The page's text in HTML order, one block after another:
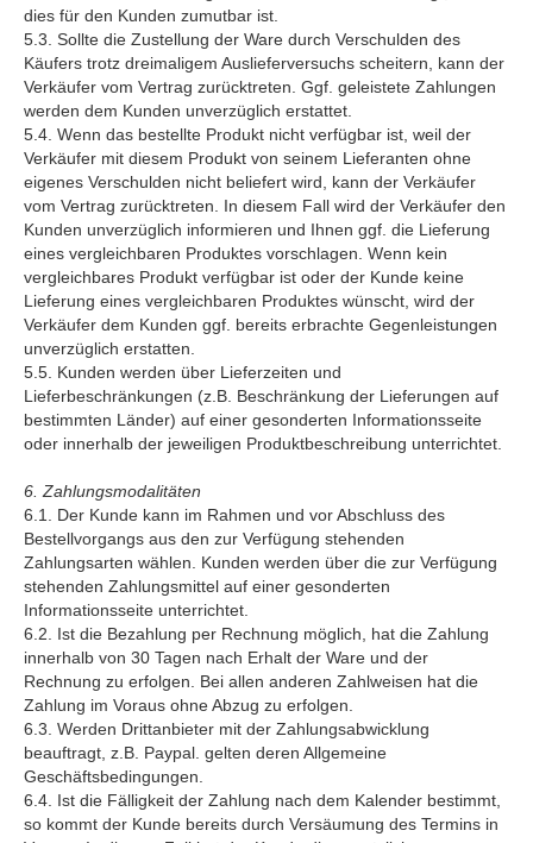
dies für den Kunden zumutbar ist.
5.3. Sollte die Zustellung der Ware durch Verschulden des
Käufers trotz dreimaligem Auslieferversuchs scheitern, kann der
Verkäufer vom Vertrag zurücktreten. Ggf. geleistete Zahlungen
werden dem Kunden unverzüglich erstattet.
5.4. Wenn das bestellte Produkt nicht verfügbar ist, weil der
Verkäufer mit diesem Produkt von seinem Lieferanten ohne
eigenes Verschulden nicht beliefert wird, kann der Verkäufer
vom Vertrag zurücktreten. In diesem Fall wird der Verkäufer den
Kunden unverzüglich informieren und Ihnen ggf. die Lieferung
eines vergleichbaren Produktes vorschlagen. Wenn kein
vergleichbares Produkt verfügbar ist oder der Kunde keine
Lieferung eines vergleichbaren Produktes wünscht, wird der
Verkäufer dem Kunden ggf. bereits erbrachte Gegenleistungen
unverzüglich erstatten.
5.5. Kunden werden über Lieferzeiten und
Lieferbeschränkungen (z.B. Beschränkung der Lieferungen auf
bestimmten Länder) auf einer gesonderten Informationsseite
oder innerhalb der jeweiligen Produktbeschreibung unterrichtet.
6. Zahlungsmodalitäten
6.1. Der Kunde kann im Rahmen und vor Abschluss des
Bestellvorgangs aus den zur Verfügung stehenden
Zahlungsarten wählen. Kunden werden über die zur Verfügung
stehenden Zahlungsmittel auf einer gesonderten
Informationsseite unterrichtet.
6.2. Ist die Bezahlung per Rechnung möglich, hat die Zahlung
innerhalb von 30 Tagen nach Erhalt der Ware und der
Rechnung zu erfolgen. Bei allen anderen Zahlweisen hat die
Zahlung im Voraus ohne Abzug zu erfolgen.
6.3. Werden Drittanbieter mit der Zahlungsabwicklung
beauftragt, z.B. Paypal. gelten deren Allgemeine
Geschäftsbedingungen.
6.4. Ist die Fälligkeit der Zahlung nach dem Kalender bestimmt,
so kommt der Kunde bereits durch Versäumung des Termins in